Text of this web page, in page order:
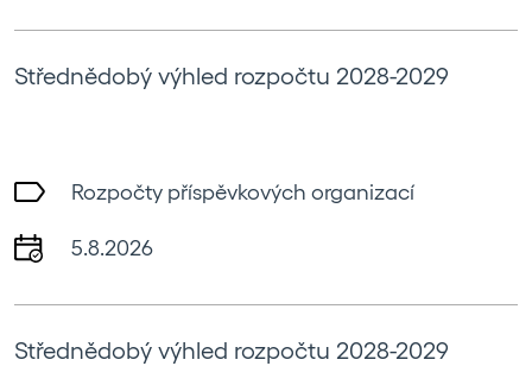
Střednědobý výhled rozpočtu 2028-2029
Rozpočty příspěvkových organizací
5.8.2026
Střednědobý výhled rozpočtu 2028-2029